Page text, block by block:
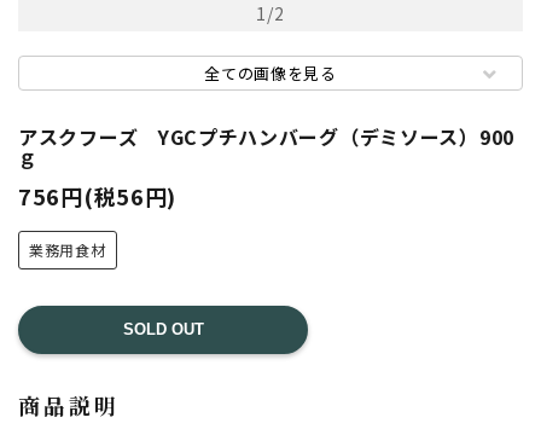
1/2
全ての画像を見る
アスクフーズ YGCプチハンバーグ（デミソース）900
ｇ
756円(税56円)
業務用食材
SOLD OUT
商品説明